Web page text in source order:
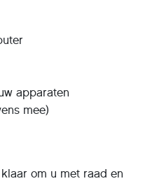
apparaten
mee)
om u met raad en